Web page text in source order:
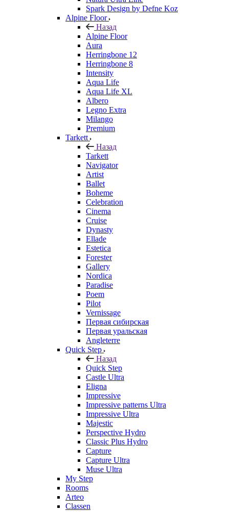
Spark Design by Defne Koz
Alpine Floor
Назад
Alpine Floor
Aura
Herringbone 12
Herringbone 8
Intensity
Aqua Life
Aqua Life XL
Albero
Legno Extra
Milango
Premium
Tarkett
Назад
Tarkett
Navigator
Artist
Ballet
Boheme
Celebration
Cinema
Cruise
Dynasty
Ellade
Estetica
Forester
Gallery
Nordica
Paradise
Poem
Pilot
Vernissage
Первая сибирская
Первая уральская
Angleterre
Quick Step
Назад
Quick Step
Castle Ultra
Eligna
Impressive
Impressive patterns Ultra
Impressive Ultra
Majestic
Perspective Hydro
Classic Plus Hydro
Capture
Capture Ultra
Muse Ultra
My Step
Rooms
Arteo
Classen